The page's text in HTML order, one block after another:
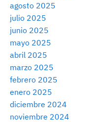
agosto 2025
julio 2025
junio 2025
mayo 2025
abril 2025
marzo 2025
febrero 2025
enero 2025
diciembre 2024
noviembre 2024